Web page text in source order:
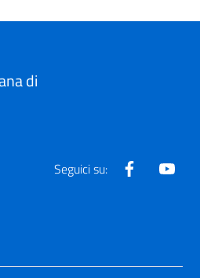
di
Seguici su: Facebook